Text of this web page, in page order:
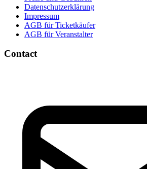
Datenschutzerklärung
Impressum
AGB für Ticketkäufer
AGB für Veranstalter
Contact